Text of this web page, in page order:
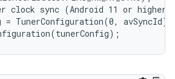
sync (Android 11 or higher)
= TunerConfiguration(0, avSyncId);